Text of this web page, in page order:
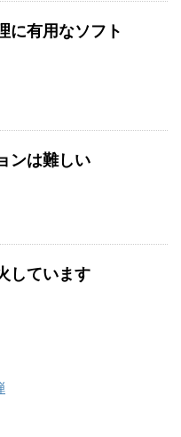
に有用なソフト
ンは難しい
しています